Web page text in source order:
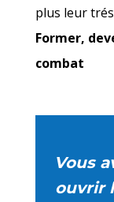
plus leur
Former,
combat
Vous
ouvrir